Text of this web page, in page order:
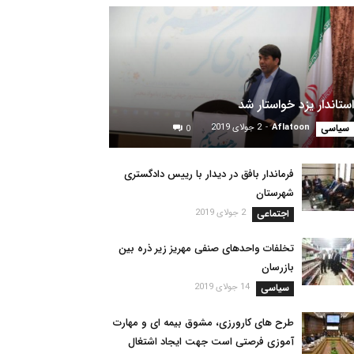
استاندار یزد خواستار شد
سیاسی Aflatoon
- 2 جولای 2019 0
فرماندار بافق در دیدار با رییس دادگستری
شهرستان
اجتماعی 2 جولای 2019
تخلفات واحدهای صنفی مهریز زیر ذره بین
بازرسان
سیاسی 14 جولای 2019
طرح های کارورزی، مشوق بیمه ای و مهارت
آموزی فرصتی است جهت ایجاد اشتغال